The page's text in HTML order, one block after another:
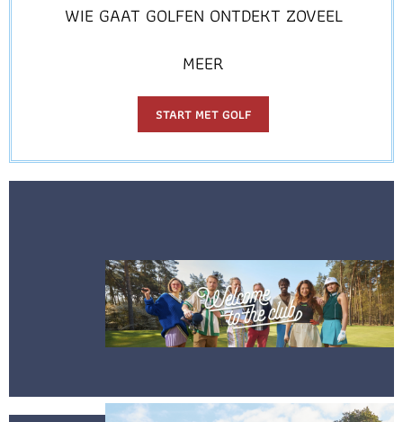
WIE GAAT GOLFEN ONTDEKT ZOVEEL
MEER
START MET GOLF